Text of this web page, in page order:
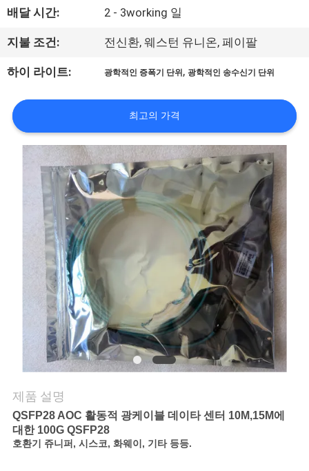
장
여
행
품
뉴
스
배달 시간: 2 - 3working 일
지불 조건: 전신환, 웨스턴 유니온, 페이팔
하이 라이트: 광학적인 증폭기 단위 ,광학적인 송수신기 단위
최고의 가격
제품 설명
QSFP28 AOC 활동적 광케이블 데이타 센터 10M,15M에
대한 100G QSFP28
호환기 쥬니퍼, 시스코, 화웨이, 기타 등등.